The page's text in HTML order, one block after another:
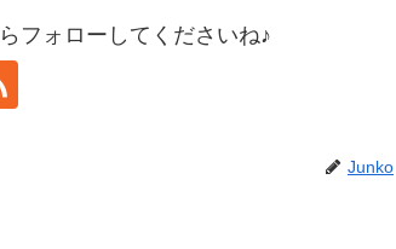
フォローしてくださいね♪
Junko